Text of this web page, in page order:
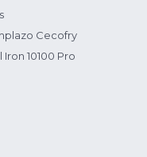
Cecofry
10100 Pro